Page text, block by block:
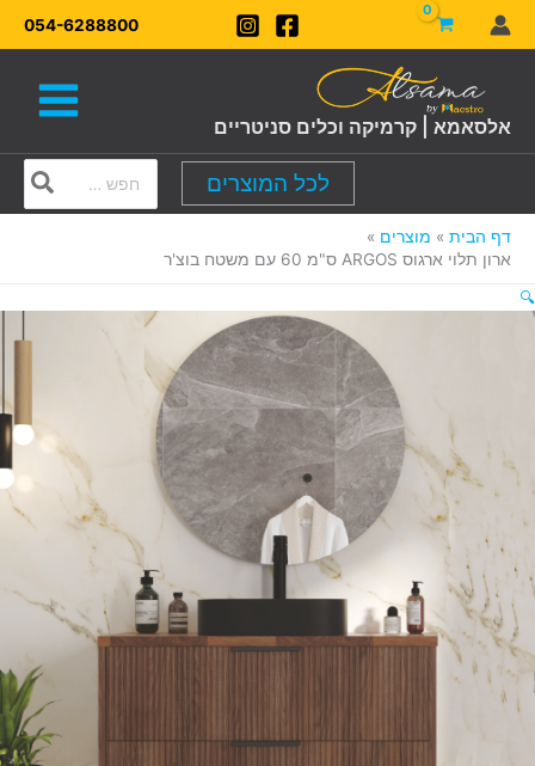
דילוג
לתוכן
054-6288800
אלסאמא | קרמיקה וכלים סניטריים
לכל המוצרים
for:
דף הבית
מוצרים
ארון תלוי ארגוס ARGOS ס"מ 60 עם משטח בוצ'ר
🔍